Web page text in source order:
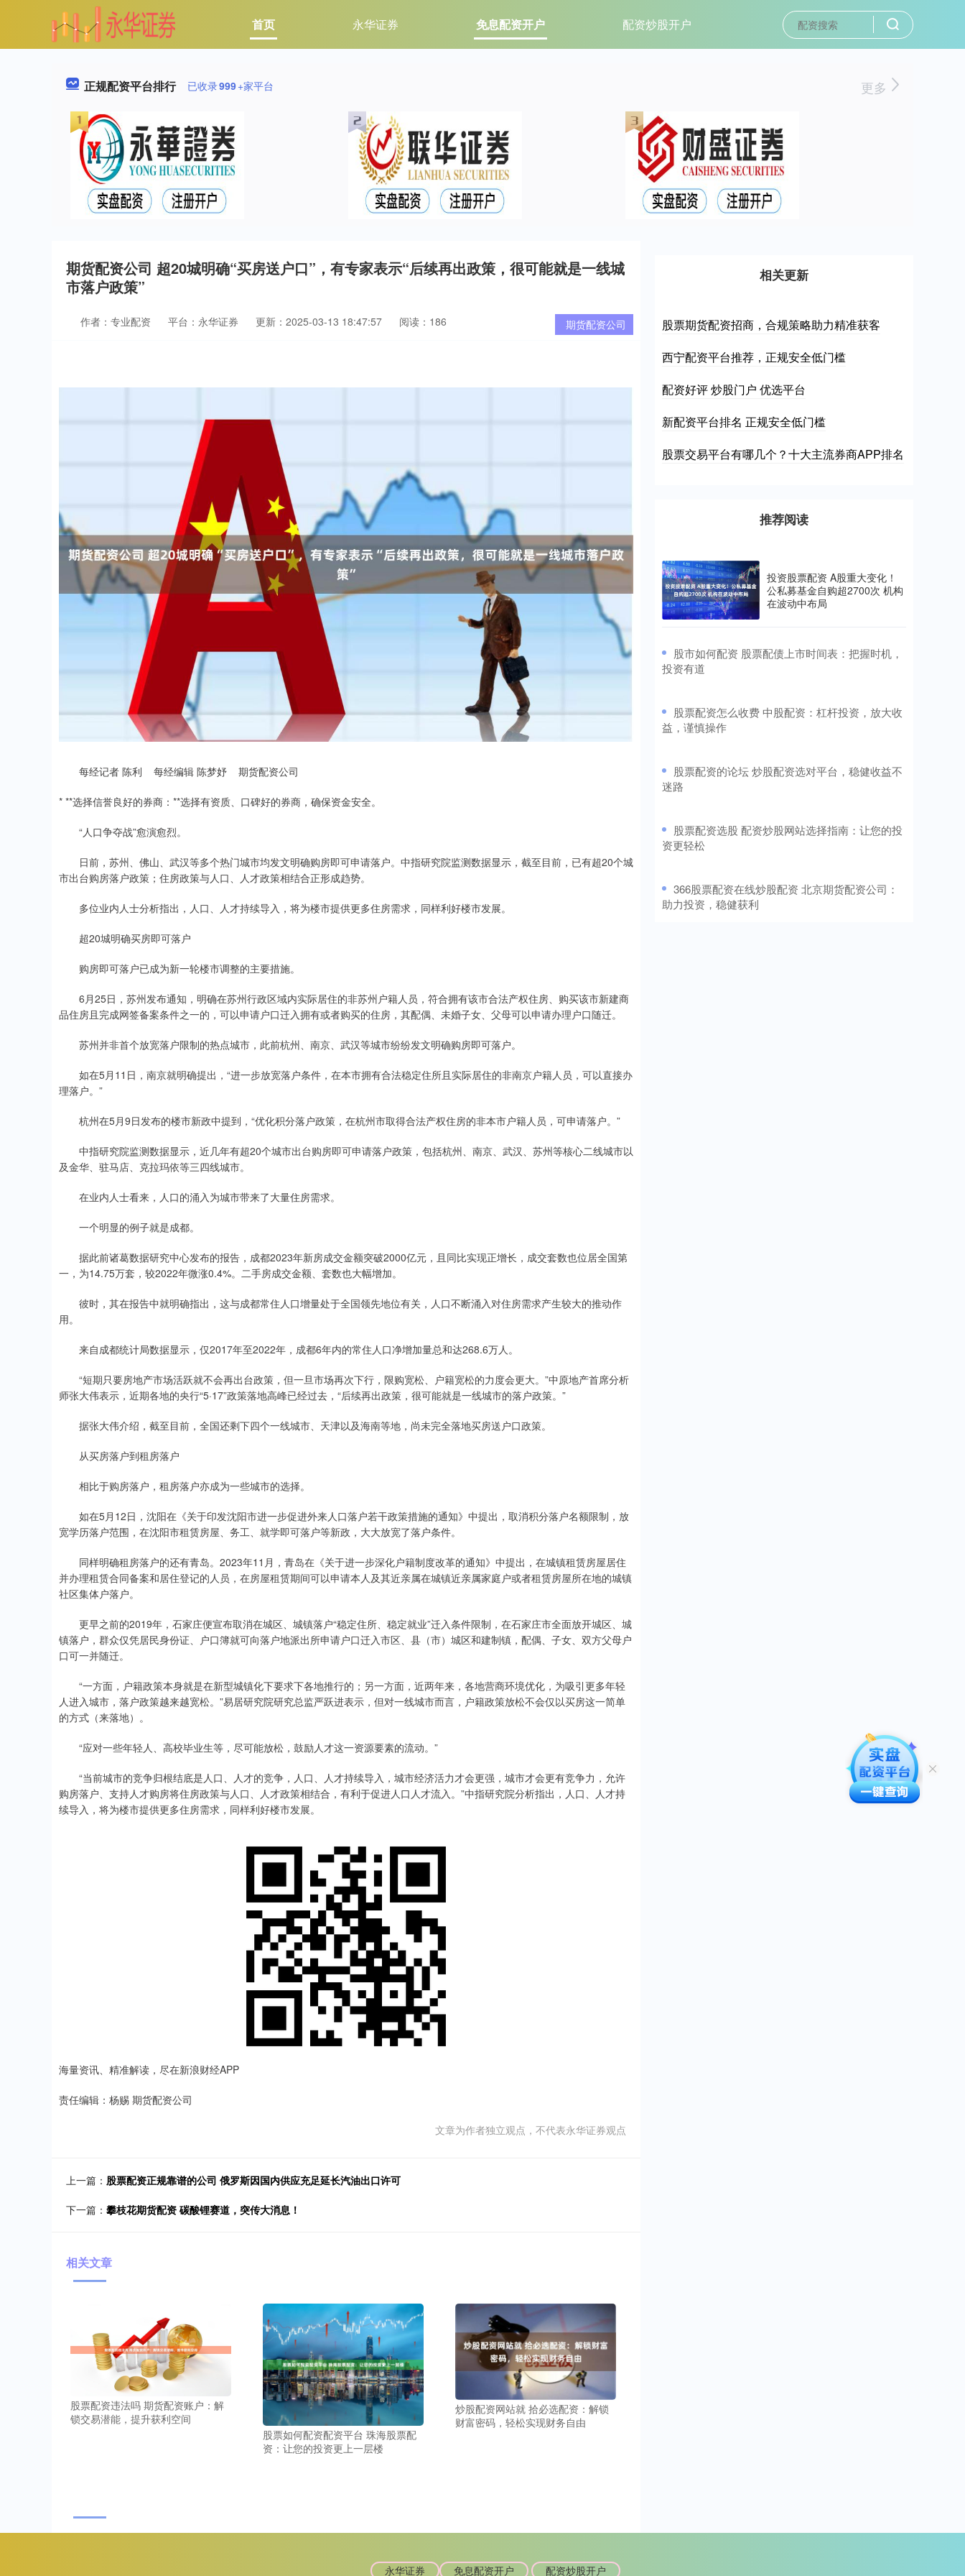
首页 永华证券 免息配资开户 配资炒股开户
正规配资平台排行 已收录999+家平台 更多
期货配资公司 超20城明确“买房送户口”，有专家表示“后续再出政策，很可能就是一线城
市落户政策”
期货配资公司
作者：专业配资 平台：永华证券 更新：2025-03-13 18:47:57 阅读：186
每经记者 陈利 每经编辑 陈梦妤 期货配资公司
* **选择信誉良好的券商：**选择有资质、口碑好的券商，确保资金安全。
“人口争夺战”愈演愈烈。
日前，苏州、佛山、武汉等多个热门城市均发文明确购房即可申请落户。中指研究院监测数据显示，截至目前，已有超20个城
市出台购房落户政策；住房政策与人口、人才政策相结合正形成趋势。
多位业内人士分析指出，人口、人才持续导入，将为楼市提供更多住房需求，同样利好楼市发展。
超20城明确买房即可落户
购房即可落户已成为新一轮楼市调整的主要措施。
6月25日，苏州发布通知，明确在苏州行政区域内实际居住的非苏州户籍人员，符合拥有该市合法产权住房、购买该市新建商
品住房且完成网签备案条件之一的，可以申请户口迁入拥有或者购买的住房，其配偶、未婚子女、父母可以申请办理户口随迁。
苏州并非首个放宽落户限制的热点城市，此前杭州、南京、武汉等城市纷纷发文明确购房即可落户。
如在5月11日，南京就明确提出，“进一步放宽落户条件，在本市拥有合法稳定住所且实际居住的非南京户籍人员，可以直接办
理落户。”
杭州在5月9日发布的楼市新政中提到，“优化积分落户政策，在杭州市取得合法产权住房的非本市户籍人员，可申请落户。”
中指研究院监测数据显示，近几年有超20个城市出台购房即可申请落户政策，包括杭州、南京、武汉、苏州等核心二线城市以
及金华、驻马店、克拉玛依等三四线城市。
在业内人士看来，人口的涌入为城市带来了大量住房需求。
一个明显的例子就是成都。
据此前诸葛数据研究中心发布的报告，成都2023年新房成交金额突破2000亿元，且同比实现正增长，成交套数也位居全国第
一，为14.75万套，较2022年微涨0.4%。二手房成交金额、套数也大幅增加。
彼时，其在报告中就明确指出，这与成都常住人口增量处于全国领先地位有关，人口不断涌入对住房需求产生较大的推动作
用。
来自成都统计局数据显示，仅2017年至2022年，成都6年内的常住人口净增加量总和达268.6万人。
“短期只要房地产市场活跃就不会再出台政策，但一旦市场再次下行，限购宽松、户籍宽松的力度会更大。”中原地产首席分析
师张大伟表示，近期各地的央行“5·17”政策落地高峰已经过去，“后续再出政策，很可能就是一线城市的落户政策。”
据张大伟介绍，截至目前，全国还剩下四个一线城市、天津以及海南等地，尚未完全落地买房送户口政策。
从买房落户到租房落户
相比于购房落户，租房落户亦成为一些城市的选择。
如在5月12日，沈阳在《关于印发沈阳市进一步促进外来人口落户若干政策措施的通知》中提出，取消积分落户名额限制，放
宽学历落户范围，在沈阳市租赁房屋、务工、就学即可落户等新政，大大放宽了落户条件。
同样明确租房落户的还有青岛。2023年11月，青岛在《关于进一步深化户籍制度改革的通知》中提出，在城镇租赁房屋居住
并办理租赁合同备案和居住登记的人员，在房屋租赁期间可以申请本人及其近亲属在城镇近亲属家庭户或者租赁房屋所在地的城镇
社区集体户落户。
更早之前的2019年，石家庄便宣布取消在城区、城镇落户“稳定住所、稳定就业”迁入条件限制，在石家庄市全面放开城区、城
镇落户，群众仅凭居民身份证、户口簿就可向落户地派出所申请户口迁入市区、县（市）城区和建制镇，配偶、子女、双方父母户
口可一并随迁。
“一方面，户籍政策本身就是在新型城镇化下要求下各地推行的；另一方面，近两年来，各地营商环境优化，为吸引更多年轻
人进入城市，落户政策越来越宽松。”易居研究院研究总监严跃进表示，但对一线城市而言，户籍政策放松不会仅以买房这一简单
的方式（来落地）。
“应对一些年轻人、高校毕业生等，尽可能放松，鼓励人才这一资源要素的流动。”
“当前城市的竞争归根结底是人口、人才的竞争，人口、人才持续导入，城市经济活力才会更强，城市才会更有竞争力，允许
购房落户、支持人才购房将住房政策与人口、人才政策相结合，有利于促进人口人才流入。”中指研究院分析指出，人口、人才持
续导入，将为楼市提供更多住房需求，同样利好楼市发展。
海量资讯、精准解读，尽在新浪财经APP
责任编辑：杨赐 期货配资公司
文章为作者独立观点，不代表永华证券观点
上一篇： 股票配资正规靠谱的公司 俄罗斯因国内供应充足延长汽油出口许可
下一篇： 攀枝花期货配资 碳酸锂赛道，突传大消息！
相关文章
股票配资违法吗 期货配资账户：解
锁交易潜能，提升获利空间
股票如何配资配资平台 珠海股票配
资：让您的投资更上一层楼
炒股配资网站就 拾必选配资：解锁
财富密码，轻松实现财务自由
相关更新
股票期货配资招商，合规策略助力精准获客
西宁配资平台推荐，正规安全低门槛
配资好评 炒股门户 优选平台
新配资平台排名 正规安全低门槛
股票交易平台有哪几个？十大主流券商APP排名
推荐阅读
投资股票配资 A股重大变化！
公私募基金自购超2700次 机构
在波动中布局
​股市如何配资 股票配债上市时间表：把握时机，
投资有道
​股票配资怎么收费 中股配资：杠杆投资，放大收
益，谨慎操作
​股票配资的论坛 炒股配资选对平台，稳健收益不
迷路
​股票配资选股 配资炒股网站选择指南：让您的投
资更轻松
​366股票配资在线炒股配资 北京期货配资公司：
助力投资，稳健获利
永华证券 免息配资开户 配资炒股开户